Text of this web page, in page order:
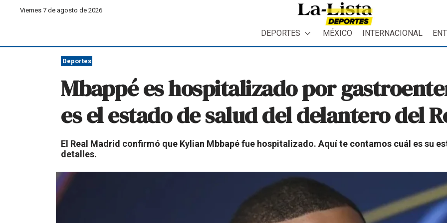
Viernes 7 de agosto de 2026
DEPORTES MÉXICO INTERNACIONAL
Deportes
Mbappé es hospitalizado por
es el estado de salud del delantero del
El Real Madrid confirmó que Kylian Mbbapé fue hospitalizado. Aquí te contamos cuál es su
detalles.